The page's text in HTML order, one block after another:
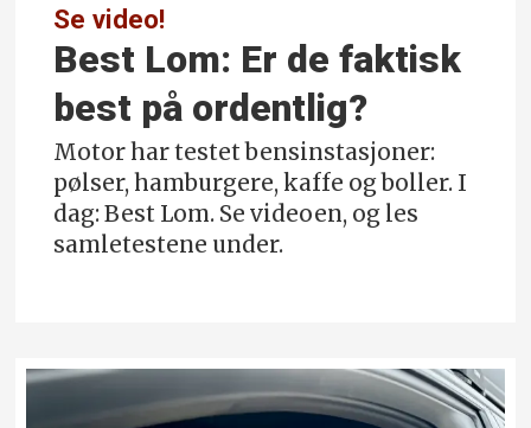
Se video!
Best Lom: Er de faktisk
best på ordentlig?
Motor har testet bensinstasjoner:
pølser, hamburgere, kaffe og boller. I
dag: Best Lom. Se videoen, og les
samletestene under.